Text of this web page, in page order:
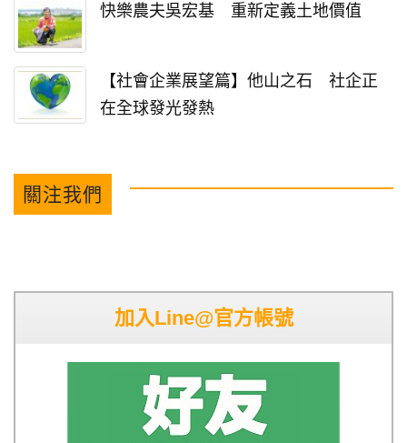
快樂農夫吳宏基 重新定義土地價值
【社會企業展望篇】他山之石 社企正
在全球發光發熱
關注我們
加入Line@官方帳號